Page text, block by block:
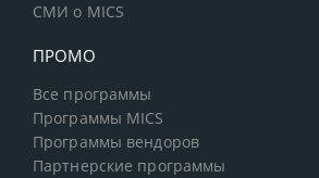
СМИ о MICS
ПРОМО
Все программы
Программы MICS
Программы вендоров
Партнерские программы